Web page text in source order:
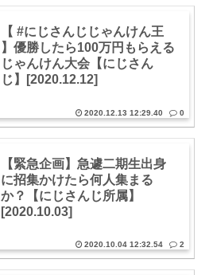
【 #にじさんじじゃんけん王
】優勝したら100万円もらえる
じゃんけん大会【にじさん
じ】[2020.12.12]
2020.12.13 12:29.40 0
【緊急企画】急遽二期生出身
に招集かけたら何人集まる
か？【にじさんじ所属】
[2020.10.03]
2020.10.04 12:32.54 2